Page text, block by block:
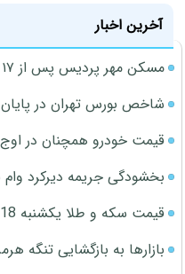
آخرین اخبار
مسکن مهر پردیس پس از ۱۷ سال هنوز تمام نشده
شاخص بورس تهران در پایان
قیمت خودرو همچنان در
بخشودگی جریمه دیرکرد
قیمت سکه و طلا یکشنبه 18 مرداد 1405
بازارها به بازگشایی تنگه